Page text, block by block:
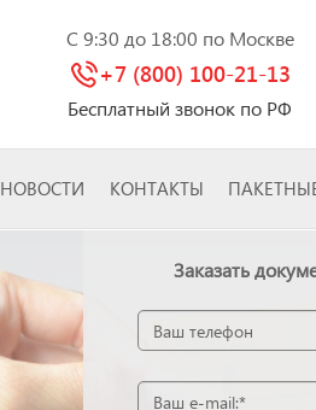
C 9:30 до 18:00 по Москве
+7 (800) 100-21-13
Бесплатный звонок по РФ
НОВОСТИ КОНТАКТЫ
Заказать